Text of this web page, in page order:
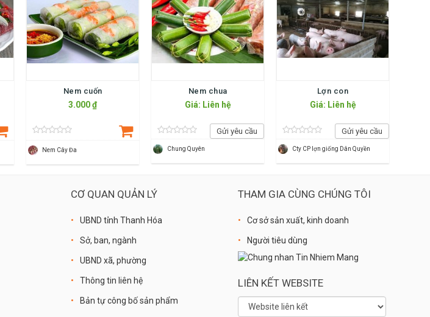
Nem cuốn
3.000 ₫
Nem Cây Đa
Nem chua
Giá: Liên hệ
Gửi yêu cầu
Chung Quyên
Lợn con
Giá: Liên hệ
Gửi yêu cầu
Cty CP lợn giống Dân Quyền
CƠ QUAN QUẢN LÝ
UBND tỉnh Thanh Hóa
Sở, ban, ngành
UBND xã, phường
Thông tin liên hệ
Bản tự công bố sản phẩm
THAM GIA CÙNG CHÚNG TÔI
Cơ sở sản xuất, kinh doanh
Người tiêu dùng
LIÊN KẾT WEBSITE